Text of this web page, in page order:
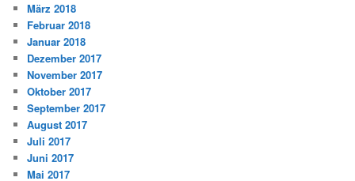
März 2018
Februar 2018
Januar 2018
Dezember 2017
November 2017
Oktober 2017
September 2017
August 2017
Juli 2017
Juni 2017
Mai 2017